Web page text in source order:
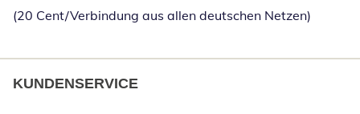
(20 Cent/Verbindung aus allen deutschen Netzen)
KUNDENSERVICE